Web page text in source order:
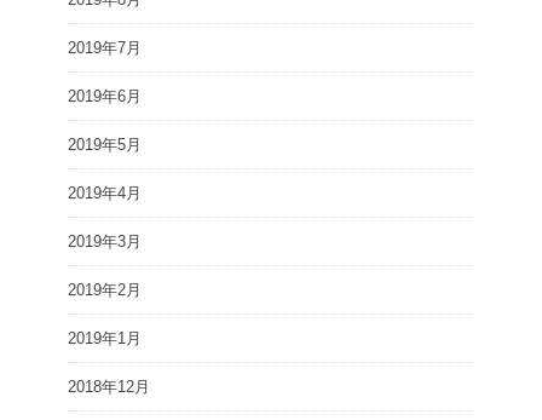
2019年7月
2019年6月
2019年5月
2019年4月
2019年3月
2019年2月
2019年1月
2018年12月